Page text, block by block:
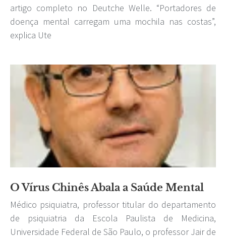
artigo completo no Deutche Welle. “Portadores de
doença mental carregam uma mochila nas costas”,
explica Ute
O Vírus Chinês Abala a Saúde Mental
Médico psiquiatra, professor titular do departamento
de psiquiatria da Escola Paulista de Medicina,
Universidade Federal de São Paulo, o professor Jair de